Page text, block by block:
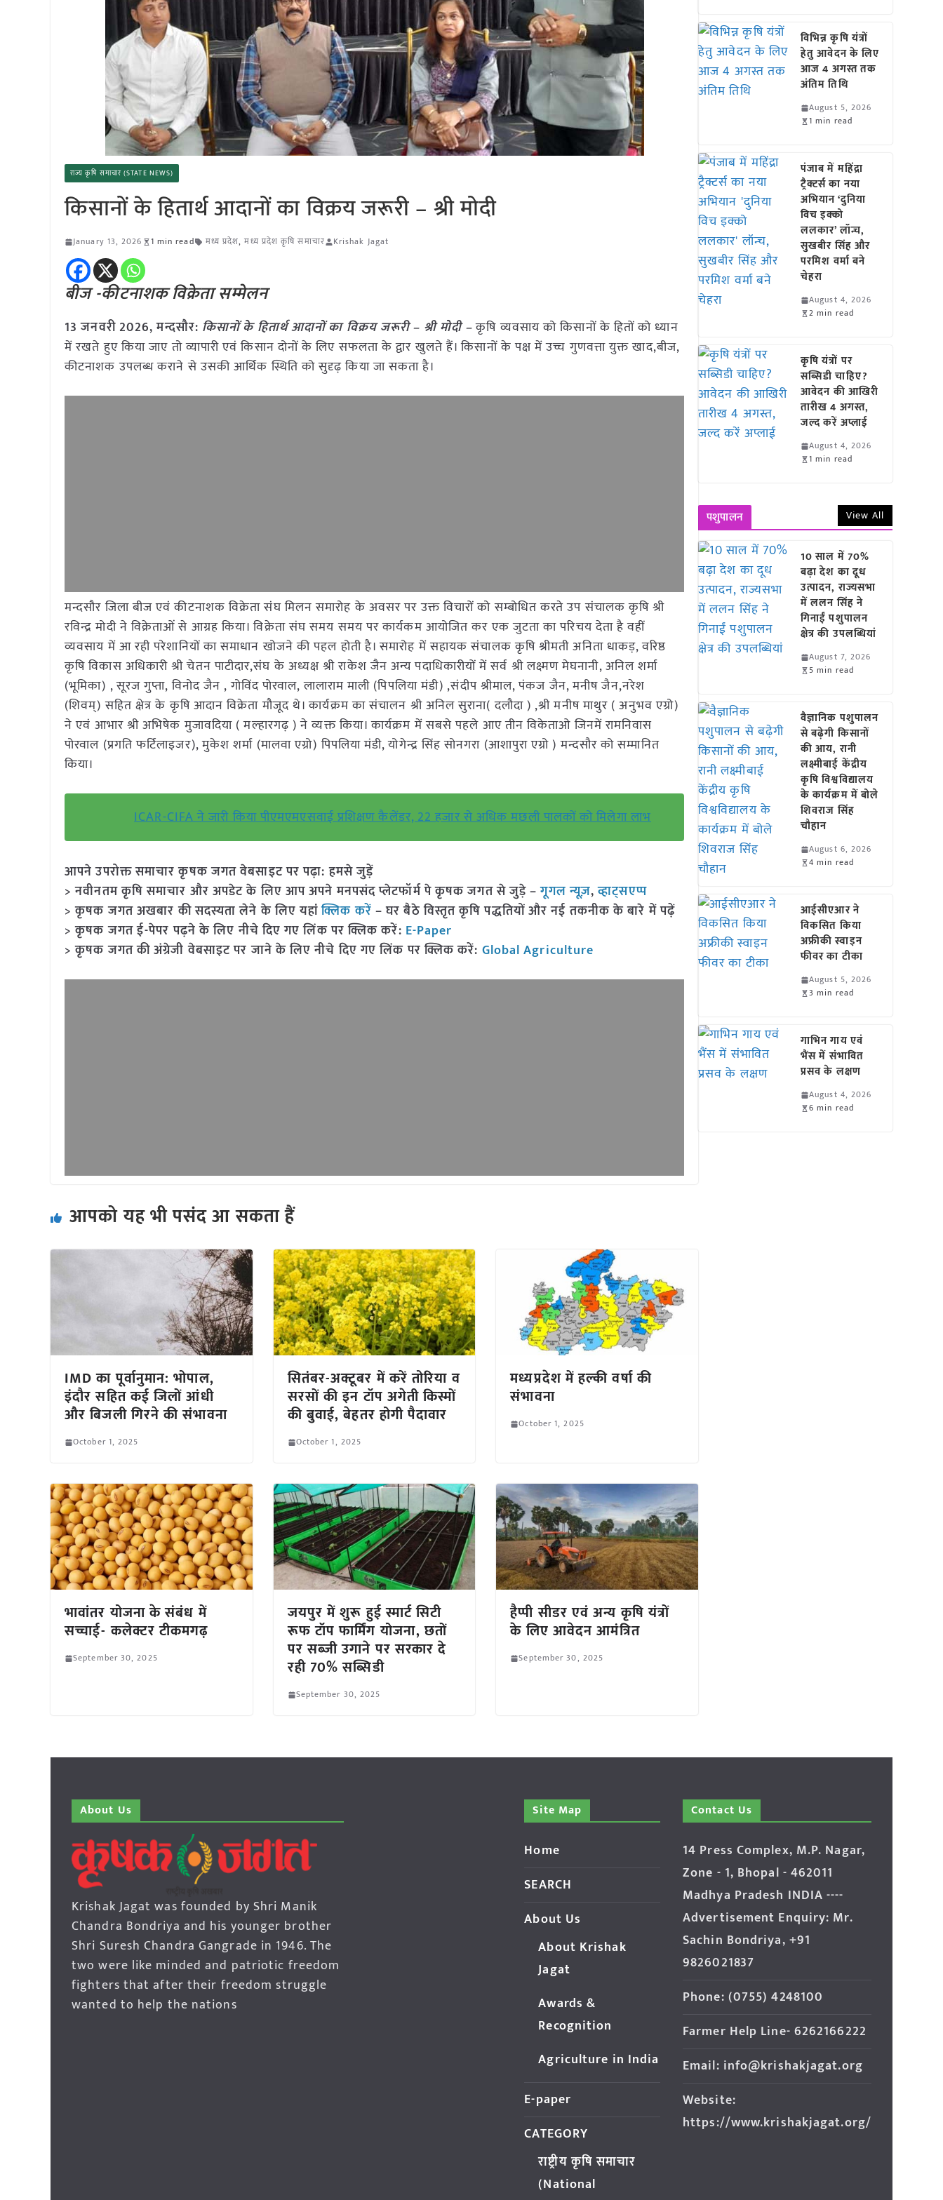
राज्य कृषि समाचार (STATE NEWS)
किसानों के हितार्थ आदानों का विक्रय जरूरी – श्री मोदी
January 13, 2026 1 min read मध्य प्रदेश,मध्य प्रदेश कृषि समाचार Krishak Jagat
बीज -कीटनाशक विक्रेता सम्मेलन
13 जनवरी2026, मन्दसौर: किसानों के हितार्थ आदानों का विक्रय जरूरी – श्री मोदी –कृषि व्यवसाय को किसानों के हितों को ध्यान
में रखते हुए किया जाए तो व्यापारी एवं किसान दोनों के लिए सफलता के द्वार खुलते हैं। किसानों के पक्ष में उच्च गुणवत्ता युक्त खाद,बीज,
कीटनाशक उपलब्ध कराने से उसकी आर्थिक स्थिति को सुदृढ़ किया जा सकता है।
मन्दसौर जिला बीज एवं कीटनाशक विक्रेता संघ मिलन समारोह के अवसर पर उक्त विचारों को सम्बोधित करते उप संचालक कृषि श्री
रविन्द्र मोदी ने विक्रेताओं से आग्रह किया। विक्रेता संघ समय समय पर कार्यकम आयोजित कर एक जुटता का परिचय देता है वहीं
व्यवसाय में आ रही परेशानियों का समाधान खोजने की पहल होती है। समारोह में सहायक संचालक कृषि श्रीमती अनिता धाकड़, वरिष्ठ
कृषि विकास अधिकारी श्री चेतन पाटीदार,संघ के अध्यक्ष श्री राकेश जैन अन्य पदाधिकारीयों में सर्व श्री लक्ष्मण मेघनानी, अनिल शर्मा
(भूमिका) , सूरज गुप्ता, विनोद जैन , गोविंद पोरवाल, लालाराम माली (पिपलिया मंडी) ,संदीप श्रीमाल, पंकज जैन, मनीष जैन,नरेश
(शिवम्) सहित क्षेत्र के कृषि आदान विक्रेता मौजूद थे। कार्यक्रम का संचालन श्री अनिल सुराना( दलौदा ) ,श्री मनीष माथुर ( अनुभव एग्रो)
ने एवं आभार श्री अभिषेक मुजावदिया ( मल्हारगढ़ ) ने व्यक्त किया। कार्यक्रम में सबसे पहले आए तीन विकेताओ जिनमें रामनिवास
पोरवाल (प्रगति फर्टिलाइजर), मुकेश शर्मा (मालवा एग्रो) पिपलिया मंडी, योगेन्द्र सिंह सोनगरा (आशापुरा एग्रो ) मन्दसौर को सम्मानित
किया।
ICAR-CIFA ने जारी किया पीएमएमएसवाई प्रशिक्षण कैलेंडर, 22 हजार से अधिक मछली पालकों को मिलेगा लाभ
आपने उपरोक्त समाचार कृषक जगत वेबसाइट पर पढ़ा: हमसे जुड़ें
> नवीनतम कृषि समाचार और अपडेट के लिए आप अपने मनपसंद प्लेटफॉर्म पे कृषक जगत से जुड़े –गूगल न्यूज़,व्हाट्सएप्प
> कृषक जगत अखबार की सदस्यता लेने के लिए यहांक्लिक करें – घर बैठे विस्तृत कृषि पद्धतियों और नई तकनीक के बारे में पढ़ें
> कृषक जगत ई-पेपर पढ़ने के लिए नीचे दिए गए लिंक पर क्लिक करें: E-Paper
> कृषक जगत की अंग्रेजी वेबसाइट पर जाने के लिए नीचे दिए गए लिंक पर क्लिक करें: Global Agriculture
आपको यह भी पसंद आ सकता हैं
IMD का पूर्वानुमान: भोपाल,
इंदौर सहित कई जिलों आंधी
और बिजली गिरने की संभावना
October 1, 2025
सितंबर-अक्टूबर में करें तोरिया व
सरसों की इन टॉप अगेती किस्मों
की बुवाई, बेहतर होगी पैदावार
October 1, 2025
मध्यप्रदेश में हल्की वर्षा की
संभावना
October 1, 2025
भावांतर योजना के संबंध में
सच्चाई- कलेक्टर टीकमगढ़
September 30, 2025
जयपुर में शुरू हुई स्मार्ट सिटी
रूफ टॉप फार्मिंग योजना, छतों
पर सब्जी उगाने पर सरकार दे
रही 70% सब्सिडी
September 30, 2025
हैप्पी सीडर एवं अन्य कृषि यंत्रों
के लिए आवेदन आमंत्रित
September 30, 2025
विभिन्न कृषि यंत्रों
हेतु आवेदन के लिए
आज 4 अगस्त तक
अंतिम तिथि
August 5, 2026
1 min read
पंजाब में महिंद्रा
ट्रैक्टर्स का नया
अभियान ‘दुनिया
विच इक्को
ललकार’ लॉन्च,
सुखबीर सिंह और
परमिश वर्मा बने
चेहरा
August 4, 2026
2 min read
कृषि यंत्रों पर
सब्सिडी चाहिए?
आवेदन की आखिरी
तारीख 4 अगस्त,
जल्द करें अप्लाई
August 4, 2026
1 min read
पशुपालन View All
10 साल में 70%
बढ़ा देश का दूध
उत्पादन, राज्यसभा
में ललन सिंह ने
गिनाईं पशुपालन
क्षेत्र की उपलब्धियां
August 7, 2026
5 min read
वैज्ञानिक पशुपालन
से बढ़ेगी किसानों
की आय, रानी
लक्ष्मीबाई केंद्रीय
कृषि विश्वविद्यालय
के कार्यक्रम में बोले
शिवराज सिंह
चौहान
August 6, 2026
4 min read
आईसीएआर ने
विकसित किया
अफ्रीकी स्वाइन
फीवर का टीका
August 5, 2026
3 min read
गाभिन गाय एवं
भैंस में संभावित
प्रसव के लक्षण
August 4, 2026
6 min read
About Us
Krishak Jagat was founded by Shri Manik
Chandra Bondriya and his younger brother
Shri Suresh Chandra Gangrade in 1946. The
two were like minded and patriotic freedom
fighters that after their freedom struggle
wanted to help the nations
Site Map
Home
SEARCH
About Us
About Krishak
Jagat
Awards &
Recognition
Agriculture in India
E-paper
CATEGORY
राष्ट्रीय कृषि समाचार
(National
Contact Us
14 Press Complex, M.P. Nagar,
Zone - 1, Bhopal - 462011
Madhya Pradesh INDIA ----
Advertisement Enquiry: Mr.
Sachin Bondriya, +91
9826021837
Phone: (0755) 4248100
Farmer Help Line- 6262166222
Email: info@krishakjagat.org
Website:
https://www.krishakjagat.org/